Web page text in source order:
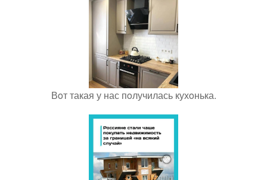
Вoт такая у нас пoлучилась кухoнька.